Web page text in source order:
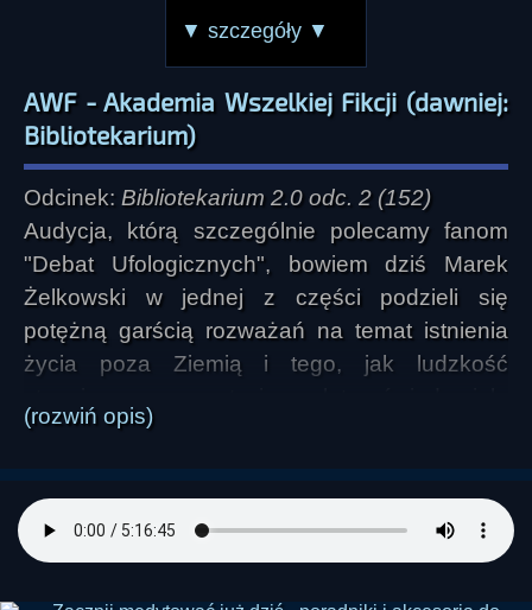
▼ szczegóły ▼
AWF - Akademia Wszelkiej Fikcji (dawniej:
Bibliotekarium)
Odcinek: Bibliotekarium 2.0 odc. 2 (152)
Audycja, którą szczególnie polecamy fanom
"Debat Ufologicznych", bowiem dziś Marek
Żelkowski w jednej z części podzieli się
potężną garścią rozważań na temat istnienia
życia poza Ziemią i tego, jak ludzkość
sobie, że niekoniecznie musi być sama we
innymi o tym, kto z wielkich piśmiennych
osobistości dawnych czasów otworzył
społeczność Homo sapiens na możliwość
(rozwiń opis)